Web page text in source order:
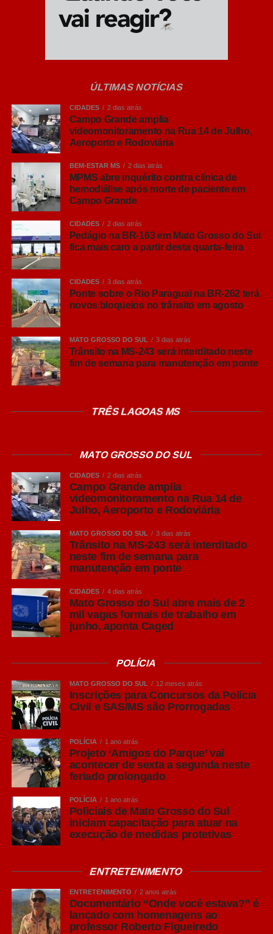
imagens são analisadas em tempo real por
agentes de trânsito e guardas municipais antes de
condutas graves, como a obstrução de vias e o
Ação preventiva:Identificação de rotas com
gargalos viários e apoio imediato a
movimentações suspeitas ou ilícitos.
Leia Também: Em ´Semana da
Atitude´, Fundação Manoel de Barros
inaugurou novos espaços e abordou
temas como preconceito e
diversidade
A gestão municipal destaca que a presença do olho
eletrônico nestes locais reforça a segurança pública,
organiza a mobilidade urbana e traz mais tranquilidade
para quem trabalha ou circula por esses pontos da
capital.
COMENTE ABAIXO:
Twitter
Messenger
LinkedIn
Share
ÚLTIMAS NOTÍCIAS
CIDADES 2 dias atrás
Campo Grande amplia
videomonitoramento na Rua 14 de Julho,
Aeroporto e Rodoviária
BEM-ESTAR MS 2 dias atrás
MPMS abre inquérito contra clínica de
hemodiálise após morte de paciente em
Campo Grande
CIDADES 2 dias atrás
Pedágio na BR-163 em Mato Grosso do Sul
fica mais caro a partir desta quarta-feira
CIDADES 3 dias atrás
Ponte sobre o Rio Paraguai na BR-262 terá
novos bloqueios no trânsito em agosto
MATO GROSSO DO SUL 3 dias atrás
Trânsito na MS-243 será interditado neste
fim de semana para manutenção em ponte
TRÊS LAGOAS MS
MATO GROSSO DO SUL
CIDADES 2 dias atrás
Campo Grande amplia
videomonitoramento na Rua 14 de
Julho, Aeroporto e Rodoviária
MATO GROSSO DO SUL 3 dias atrás
Trânsito na MS-243 será interditado
neste fim de semana para
manutenção em ponte
CIDADES 4 dias atrás
Mato Grosso do Sul abre mais de 2
mil vagas formais de trabalho em
junho, aponta Caged
POLÍCIA
MATO GROSSO DO SUL 12 meses atrás
Inscrições para Concursos da Polícia
Civil e SAS/MS são Prorrogadas
POLÍCIA 1 ano atrás
Projeto ‘Amigos do Parque’ vai
acontecer de sexta a segunda neste
feriado prolongado
POLÍCIA 1 ano atrás
Policiais de Mato Grosso do Sul
iniciam capacitação para atuar na
execução de medidas protetivas
ENTRETENIMENTO
ENTRETENIMENTO 2 anos atrás
Documentário “Onde você estava?” é
lançado com homenagens ao
professor Roberto Figueiredo